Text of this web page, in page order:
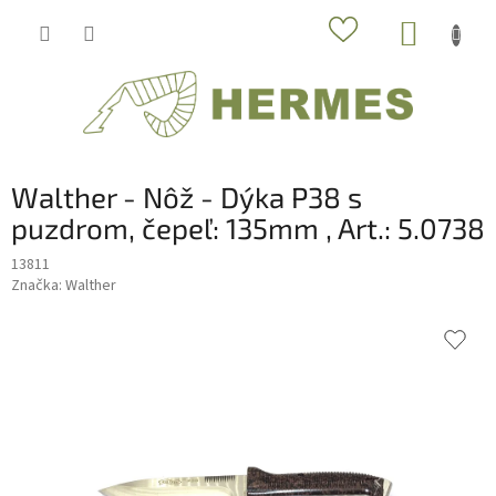
Walther - Nôž - Dýka P38 s
puzdrom, čepeľ: 135mm , Art.: 5.0738
13811
Značka: Walther